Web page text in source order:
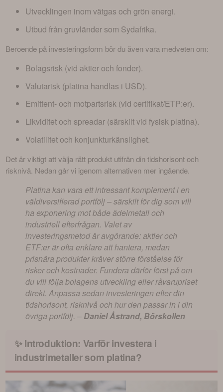
Utvecklingen inom vätgas och grön energi.
Utbud från gruvländer som Sydafrika.
Beroende på investeringsform bör du även vara medveten om:
Bolagsrisk (vid aktier och fonder).
Valutarisk (platina handlas i USD).
Emittent- och motpartsrisk (vid certifikat/ETP:er).
Likviditet och spreadar (särskilt vid fysisk platina).
Volatilitet och konjunkturkänslighet.
Det är viktigt att välja rätt produkt utifrån din tidshorisont och
risknivå. Nedan går vi igenom alternativen mer ingående.
Platina kan vara ett intressant komplement i en
väldiversifierad portfölj – särskilt för dig som vill
ha exponering mot både ädelmetall och
industriell efterfrågan. Valet av
investeringsmetod är avgörande: aktier och
ETF:er är ofta enklare att hantera, medan
prisnära produkter kräver större förståelse för
risker och kostnader. Fundera därför först på om
du vill följa bolagens utveckling eller råvarupriset
direkt. Anpassa sedan investeringen efter din
tidshorisont, risknivå och hur den passar in i din
övriga portfölj. – Daniel Åstrand, Börskollen
✨ Introduktion: Varför investera i
industrimetaller som platina?